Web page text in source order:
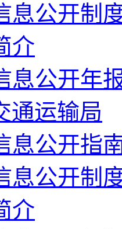
息公开制
介
息公开年
通运输局
息公开指
息公开制
介